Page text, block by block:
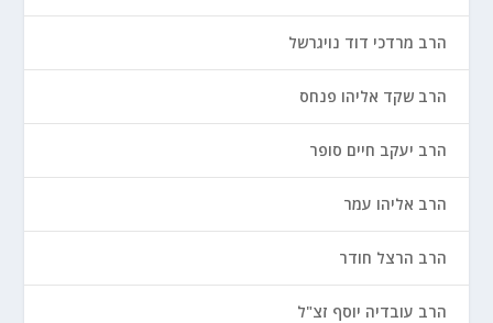
הרב מרדכי דוד נויגרשל
הרב שקד אליהו פנחס
הרב יעקב חיים סופר
הרב אליהו עמר
הרב הרצל חודר
הרב עובדיה יוסף זצ"ל